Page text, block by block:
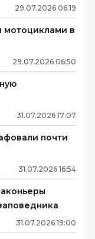
29.07.2026 06:19
мотоциклами в
29.07.2026 06:50
31.07.2026 17:07
почти
31.07.2026 16:54
31.07.2026 19:00